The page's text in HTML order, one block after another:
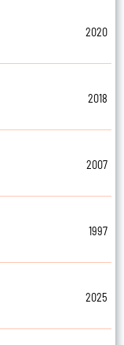
2020
2018
2007
1997
2025